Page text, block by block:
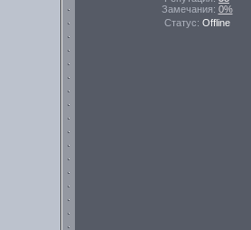
Замечания: 0%
Статус: Offline